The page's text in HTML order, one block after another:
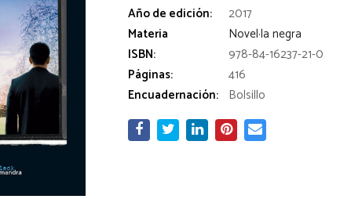
Año de edición:
2017
Materia
Novel·la negra
ISBN:
978-84-16237-21-0
Páginas:
416
Encuadernación: Bolsillo